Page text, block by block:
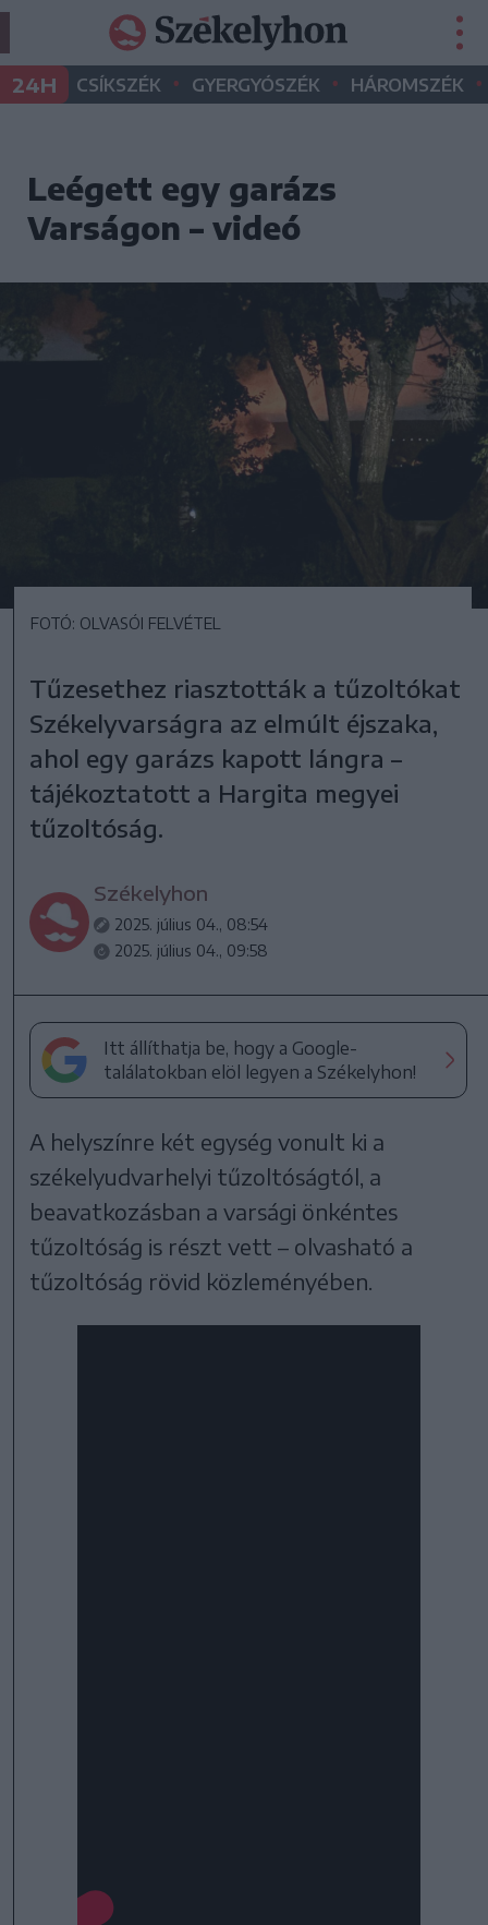
24H CSÍKSZÉK • GYERGYÓSZÉK • HÁROMSZÉK •
Leégett egy garázs
Varságon – videó
FOTÓ: OLVASÓI FELVÉTEL
Tűzesethez riasztották a tűzoltókat
Székelyvarságra az elmúlt éjszaka,
ahol egy garázs kapott lángra –
tájékoztatott a Hargita megyei
tűzoltóság.
Székelyhon
2025. július 04., 08:54
2025. július 04., 09:58
Itt állíthatja be, hogy a Google-
találatokban elöl legyen a Székelyhon!
A helyszínre két egység vonult ki a
székelyudvarhelyi tűzoltóságtól, a
beavatkozásban a varsági önkéntes
tűzoltóság is részt vett – olvasható a
tűzoltóság rövid közleményében.